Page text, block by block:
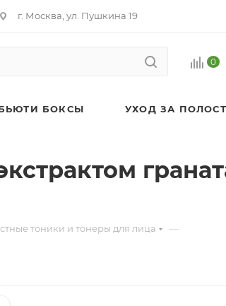
г. Москва, ул. Пушкина 19
0
БОКСЫ УХОД ЗА
тоники и тонеры для лица —